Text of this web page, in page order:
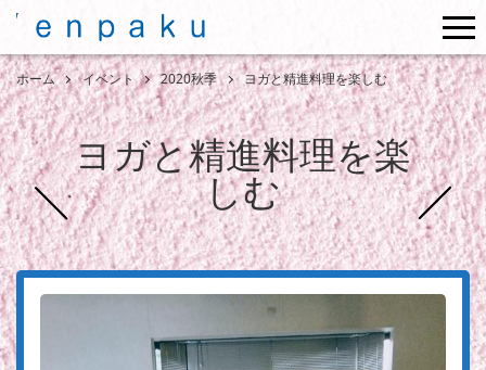
ホーム イベント 2020秋季 ヨガと精進料理を楽しむ
ヨガと精進料理を楽
しむ